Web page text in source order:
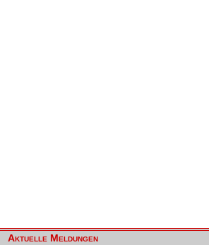
Aktuelle Meldungen